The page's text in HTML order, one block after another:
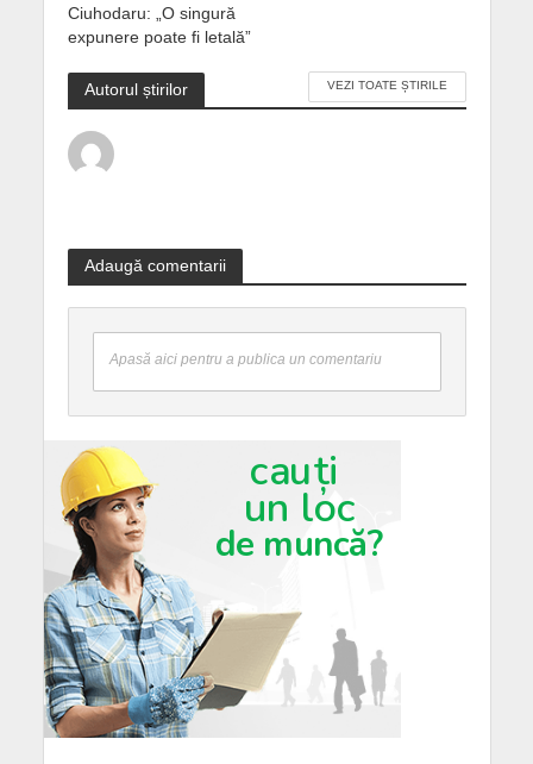
Ciuhodaru: „O singură
expunere poate fi letală”
Autorul știrilor VEZI TOATE ȘTIRILE
Adaugă comentarii
Apasă aici pentru a publica un comentariu